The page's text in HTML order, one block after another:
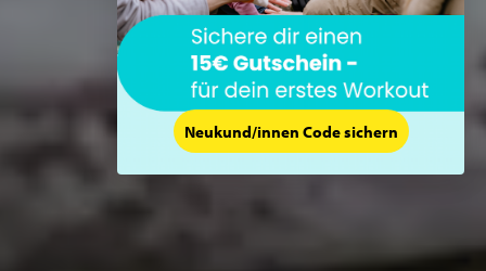
Neukund/innen Code sichern